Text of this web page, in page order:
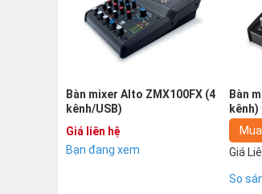
15 hiệu ứng DSP Alesis với điều
Bộ đổi nguồn: 18 VDC, 800 mA
Bàn mixer Alto ZMX100FX (4
kênh/USB)
Giá liên hệ
Bạn đang xem
Bàn
kênh)
Giá
So